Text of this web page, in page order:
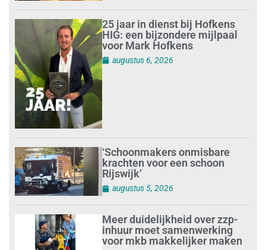
25 jaar in dienst bij Hofkens
HIG: een bijzondere mijlpaal
voor Mark Hofkens
augustus 6, 2026
‘Schoonmakers onmisbare
krachten voor een schoon
Rijswijk’
augustus 5, 2026
Meer duidelijkheid over zzp-
inhuur moet samenwerking
voor mkb makkelijker maken